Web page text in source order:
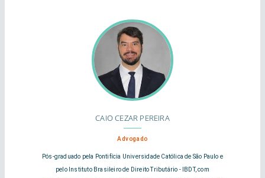
CAIO CEZAR PEREIRA
Advogado
Pós-graduado pela Pontifícia Universidade Católica de São Paulo e
pelo Instituto Brasileiro de Direito Tributário - IBDT, com